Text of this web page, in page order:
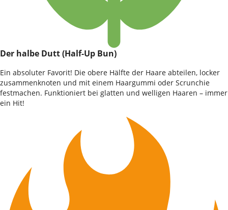
Der halbe Dutt (Half-Up Bun)
Ein absoluter Favorit! Die obere Hälfte der Haare abteilen, locker
zusammenknoten und mit einem Haargummi oder Scrunchie
festmachen. Funktioniert bei glatten und welligen Haaren – immer
ein Hit!